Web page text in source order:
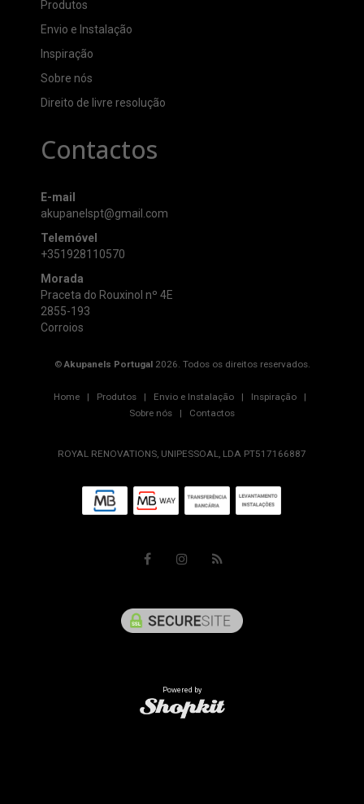
Produtos
Envio e Instalação
Inspiração
Sobre nós
Direito de livre resolução
Contactos
E-mail
akupanelspt@gmail.com
Telemóvel
+351928110570
Morada
Praceta do Rouxinol nº 4E
2855-193
Corroios
©Akupanels Portugal2026. Todos os direitos reservados.
Home| Produtos| Envio e Instalação| Inspiração|
Sobre nós | Contactos
ROYAL RENOVATIONS, UNIPESSOAL, LDA PT517166887
Powered by